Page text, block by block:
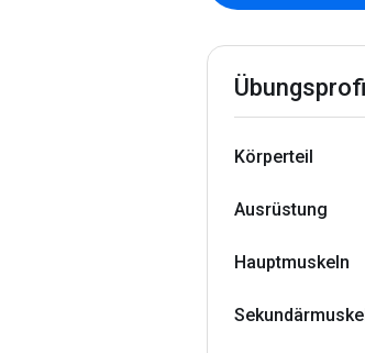
Körperteil
Ausrüstung
Hauptmuskeln